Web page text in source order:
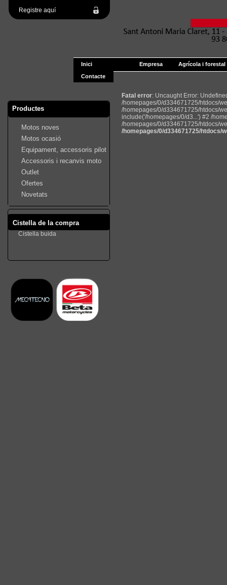
Registre aquí
Inici Empresa
Agrícola i forestal
Contacte
Productes
Motos noves
Motos ocasió
Equipament, accessoris pilot
Accessoris i recanvis moto
Outlet
Ofertes
Novetats
Cistella de la compra
Cistella buida
Fatal error: Uncaught Error:
/homepages/0/d334671725/htdocs/
/homepages/0/d334671725/htdocs/
include('/homepages/0/d3...') #2 /
/homepages/0/d334671725/htdocs/
/homepages/0/d334671725/htdocs/